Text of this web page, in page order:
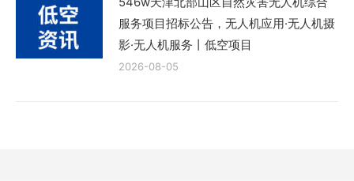
服务项目招标公告，无人机应用·无人机摄
影·无人机服务丨低空项目
2026-08-05